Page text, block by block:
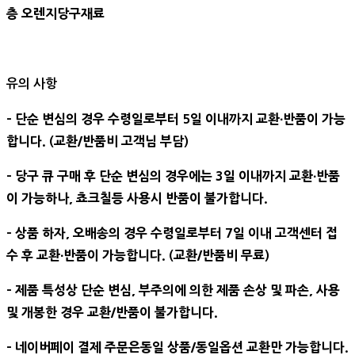
층 오렌지당구재료
유의 사항
- 단순 변심의 경우 수령일로부터 5일 이내까지 교환∙반품이 가능
합니다. (교환/반품비 고객님 부담)
- 당구 큐 구매 후 단순 변심의 경우에는 3일 이내까지 교환∙반품
이 가능하나, 쵸크칠등 사용시 반품이 불가합니다.
- 상품 하자, 오배송의 경우 수령일로부터 7일 이내 고객센터 접
수 후 교환∙반품이 가능합니다. (교환/반품비 무료)
- 제품 특성상 단순 변심, 부주의에 의한 제품 손상 및 파손, 사용
및 개봉한 경우 교환/반품이 불가합니다.
- 네이버페이 결제 주문은동일 상품/동일옵션 교환만 가능합니다.